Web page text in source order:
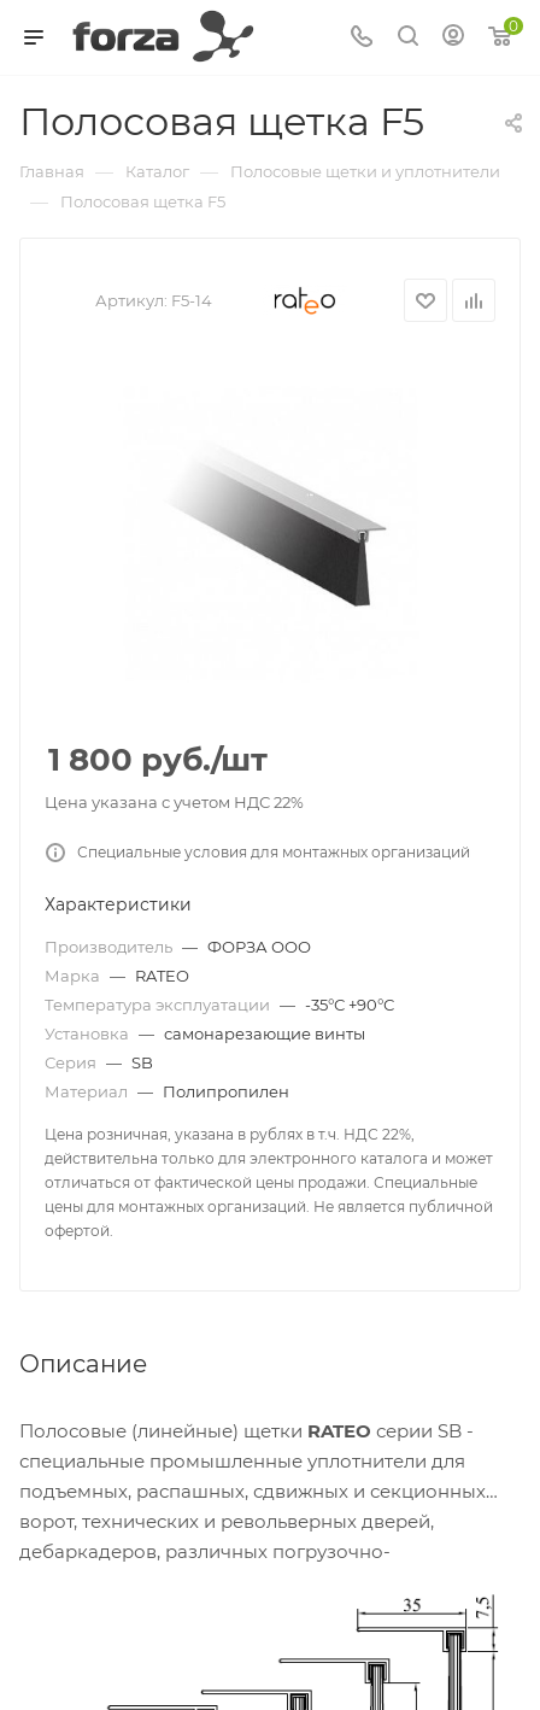
0
Полосовая щетка F5
Главная — Каталог — Полосовые щетки и уплотнители
— Полосовая щетка F5
Артикул: F5-14
1 800 руб./шт
Цена указана с учетом НДС 22%
Специальные условия для монтажных организаций
Характеристики
Производитель — ФОРЗА ООО
Марка — RATEO
Температура эксплуатации — -35°С +90°С
Установка — самонарезающие винты
Серия — SB
Материал — Полипропилен
Цена розничная, указана в рублях в т.ч. НДС 22%,
действительна только для электронного каталога и может
отличаться от фактической цены продажи. Специальные
цены для монтажных организаций. Не является публичной
офертой.
Описание
Полосовые (линейные) щетки RATEO серии SB -
специальные промышленные уплотнители для
подъемных, распашных, сдвижных и секционных
ворот, технических и револьверных дверей,
дебаркадеров, различных погрузочно-